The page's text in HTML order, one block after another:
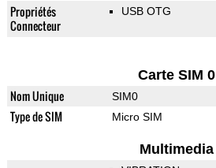
Propriétés
Connecteur
USB OTG
Carte SIM 0
Nom Unique SIM0
Type de SIM Micro SIM
Multimedia